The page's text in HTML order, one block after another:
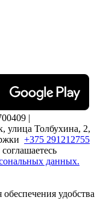
|
улица Толбухина, 2,
+375 291212755
данных.
удобства